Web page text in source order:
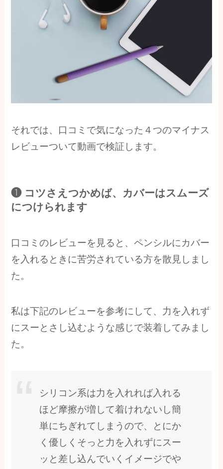
それでは、口コミで気になった４つのマイナス
レビューついて動画で検証します。
❶ コツさえつかめば、カバーはスムーズ
につけられます
口コミのレビューを見ると、ペンシルにカバー
を入れるときに苦労されている方を散見しまし
た。
私は下記のレビューを参考にして、力を入れず
にスーとさし込むような感じで装着してみまし
た。
シリコン系は力を入れれば入れる
ほど摩擦が増して着けれないし簡
単にちぎれてしまうので、とにか
く優しくそっと力を入れずにスー
ッと差し込んでいくイメージでや